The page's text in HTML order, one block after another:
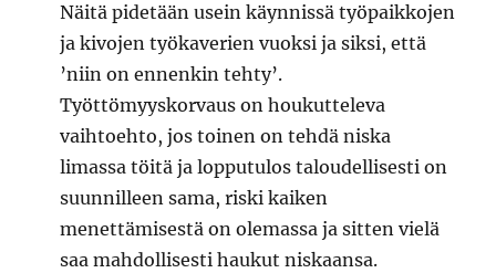
Näitä pidetään usein käynnissä työpaikkojen
ja kivojen työkaverien vuoksi ja siksi, että
’niin on ennenkin tehty’.
Työttömyyskorvaus on houkutteleva
vaihtoehto, jos toinen on tehdä niska
limassa töitä ja lopputulos taloudellisesti on
suunnilleen sama, riski kaiken
menettämisestä on olemassa ja sitten vielä
saa mahdollisesti haukut niskaansa.